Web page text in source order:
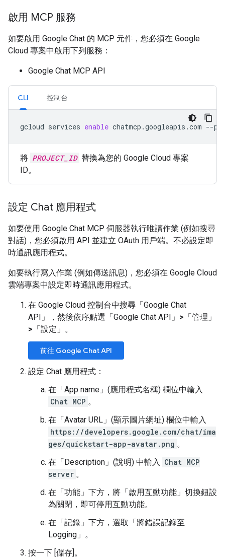
啟用 MCP 服務
如要啟用 Google Chat 的 MCP 元件，您必須在 Google
Cloud 專案中啟用下列服務：
Google Chat MCP API
CLI 控制台
gcloud services enable chatmcp.googleapis.com --
將 PROJECT_ID 替換為您的 Google Cloud 專案
ID。
設定 Chat 應用程式
如要使用 Google Chat MCP 伺服器執行唯讀作業 (例如搜尋
對話)，您必須啟用 API 並建立 OAuth 用戶端。不必設定即
時通訊應用程式。
如要執行寫入作業 (例如傳送訊息)，您必須在 Google Cloud
雲端專案中設定即時通訊應用程式。
在 Google Cloud 控制台中搜尋「Google Chat
API」
，然後依序點選「Google Chat API」 > 「管理」
> 「設定」 。
前往 Google Chat API
設定 Chat 應用程式：
在「App name」(應用程式名稱) 欄位中輸入
Chat MCP 。
在「Avatar URL」(顯示圖片網址) 欄位中輸入
https://developers.google.com/chat/ima
ges/quickstart-app-avatar.png 。
在「Description」(說明) 中輸入 Chat MCP
server 。
在「功能」 下方，將「啟用互動功能」 切換鈕設
為關閉，即可停用互動功能。
在「記錄」 下方，選取「將錯誤記錄至
Logging」 。
按一下 [儲存]。